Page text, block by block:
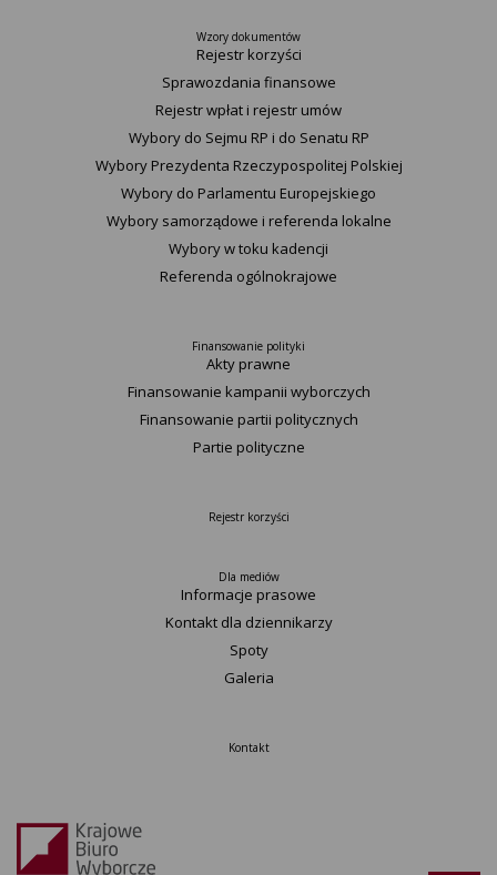
Wzory dokumentów
Rejestr korzyści
Sprawozdania finansowe
Rejestr wpłat i rejestr umów
Wybory do Sejmu RP i do Senatu RP
Wybory Prezydenta Rzeczypospolitej Polskiej
Wybory do Parlamentu Europejskiego
Wybory samorządowe i referenda lokalne
Wybory w toku kadencji
Referenda ogólnokrajowe
Finansowanie polityki
Akty prawne
Finansowanie kampanii wyborczych
Finansowanie partii politycznych
Partie polityczne
Rejestr korzyści
Dla mediów
Informacje prasowe
Kontakt dla dziennikarzy
Spoty
Galeria
Kontakt